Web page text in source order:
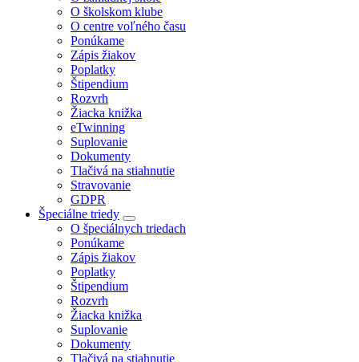
O školskom klube
O centre voľného času
Ponúkame
Zápis žiakov
Poplatky
Štipendium
Rozvrh
Žiacka knižka
eTwinning
Suplovanie
Dokumenty
Tlačivá na stiahnutie
Stravovanie
GDPR
Špeciálne triedy
O špeciálnych triedach
Ponúkame
Zápis žiakov
Poplatky
Štipendium
Rozvrh
Žiacka knižka
Suplovanie
Dokumenty
Tlačivá na stiahnutie